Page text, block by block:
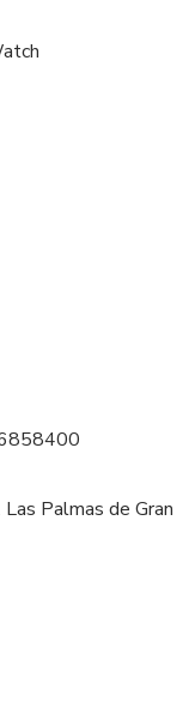
Palmas de Gran